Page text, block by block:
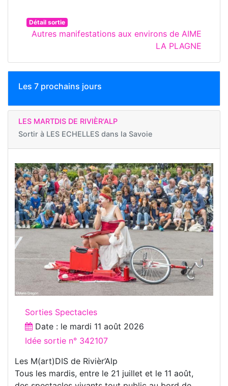
Détail sortie
Autres manifestations aux environs de AIME
LA PLAGNE
Les 7 prochains jours
LES MARTDIS DE RIVIÈR'ALP
Sortir à LES ECHELLES dans la Savoie
Sorties Spectacles
Date : le mardi 11 août 2026
Idée sortie n° 342107
Les M(art)DIS de Rivièr’Alp
Tous les mardis, entre le 21 juillet et le 11 août,